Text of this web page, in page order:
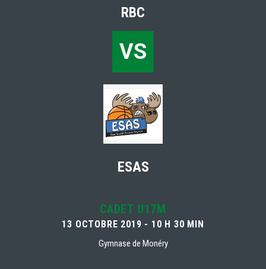
RBC
VS
ESAS
CADET U17M
13 OCTOBRE 2019 - 10 H 30 MIN
Gymnase de Monéry